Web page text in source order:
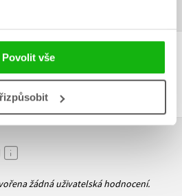
Povolit vše
(SK)"
žádná uživatelská hodnocení.